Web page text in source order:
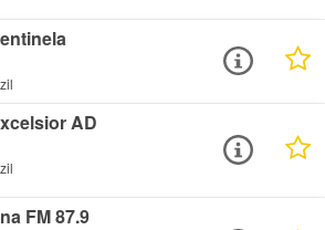
AD
FM 87.9